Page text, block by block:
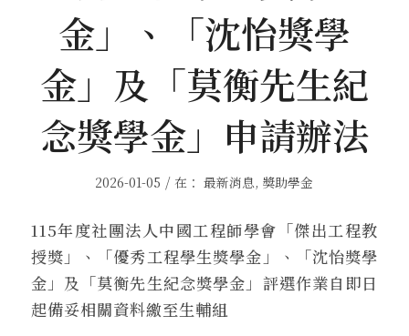
金」、「沈怡獎學
金」及「莫衡先生紀
念獎學金」申請辦法
2026-01-05 / 在：最新消息, 獎助學金
115年度社團法人中國工程師學會「傑出工程教
授獎」、「優秀工程學生獎學金」、「沈怡獎學
金」及「莫衡先生紀念獎學金」評選作業自即日
起備妥相關資料繳至生輔組